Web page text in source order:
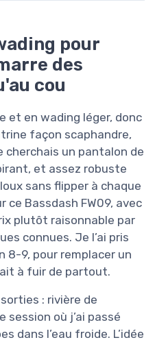
pour
des
cou
et en wading léger, donc
façon scaphandre,
cherchais un pantalon de
et assez robuste
sans flipper à chaque
ce Bassdash FW09, avec
plutôt raisonnable par
connues. Je l’ai pris
8-9, pour remplacer un
à fuir de partout.
: rivière de
session où j’ai passé
dans l’eau froide. L’idée